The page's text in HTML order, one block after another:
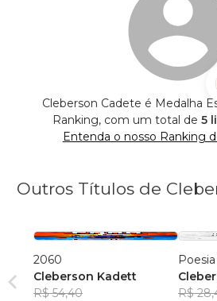
Cleberson Cadete é Medalha
Ranking, com um total de 5
Entenda o nosso Ranking
Outros Títulos de
2060
Cleberson Kadett
R$ 54,40
R$